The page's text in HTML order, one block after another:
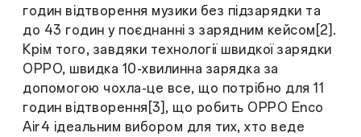
годин відтворення музики без підзарядки та
до 43 годин у поєднанні з зарядним кейсом[2].
Крім того, завдяки технології швидкої зарядки
OPPO, швидка 10-хвилинна зарядка за
допомогою чохла-це все, що потрібно для 11
годин відтворення[3], що робить OPPO Enco
Air4 ідеальним вибором для тих, хто веде